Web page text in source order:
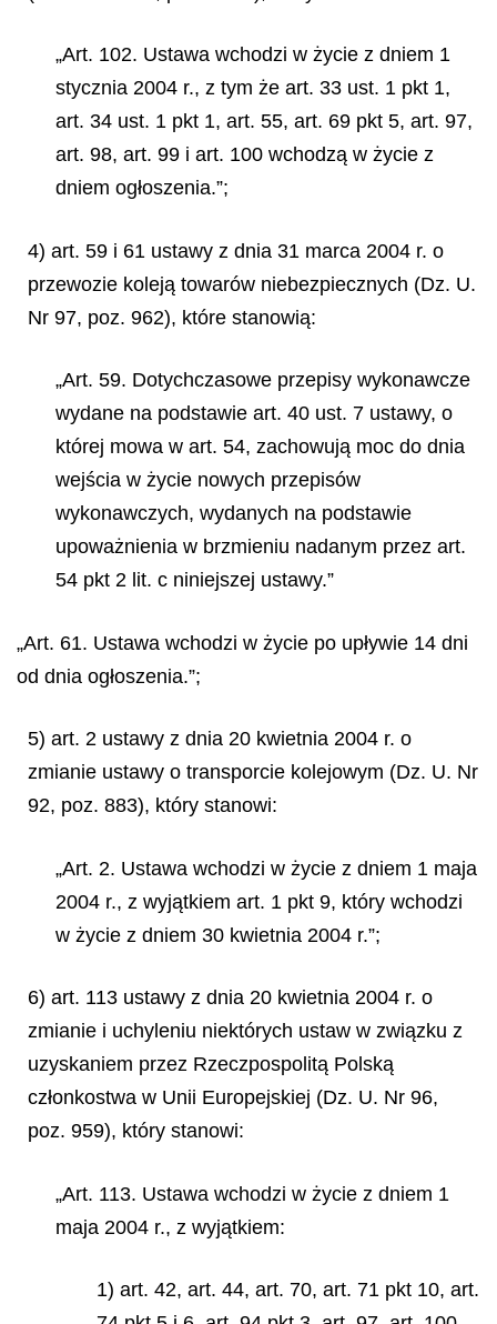
„Art. 102. Ustawa wchodzi w życie z dniem 1
stycznia 2004 r., z tym że art. 33 ust. 1 pkt 1,
art. 34 ust. 1 pkt 1, art. 55, art. 69 pkt 5, art. 97,
art. 98, art. 99 i art. 100 wchodzą w życie z
dniem ogłoszenia.”;
4) art. 59 i 61 ustawy z dnia 31 marca 2004 r. o
przewozie koleją towarów niebezpiecznych (Dz. U.
Nr 97, poz. 962), które stanowią:
„Art. 59. Dotychczasowe przepisy wykonawcze
wydane na podstawie art. 40 ust. 7 ustawy, o
której mowa w art. 54, zachowują moc do dnia
wejścia w życie nowych przepisów
wykonawczych, wydanych na podstawie
upoważnienia w brzmieniu nadanym przez art.
54 pkt 2 lit. c niniejszej ustawy.”
„Art. 61. Ustawa wchodzi w życie po upływie 14 dni
od dnia ogłoszenia.”;
5) art. 2 ustawy z dnia 20 kwietnia 2004 r. o
zmianie ustawy o transporcie kolejowym (Dz. U. Nr
92, poz. 883), który stanowi:
„Art. 2. Ustawa wchodzi w życie z dniem 1 maja
2004 r., z wyjątkiem art. 1 pkt 9, który wchodzi
w życie z dniem 30 kwietnia 2004 r.”;
6) art. 113 ustawy z dnia 20 kwietnia 2004 r. o
zmianie i uchyleniu niektórych ustaw w związku z
uzyskaniem przez Rzeczpospolitą Polską
członkostwa w Unii Europejskiej (Dz. U. Nr 96,
poz. 959), który stanowi:
„Art. 113. Ustawa wchodzi w życie z dniem 1
maja 2004 r., z wyjątkiem:
1) art. 42, art. 44, art. 70, art. 71 pkt 10, art.